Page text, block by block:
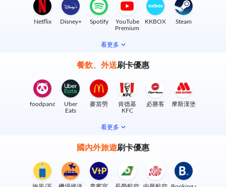
Netflix Disney+ Spotify
YouTube
Premium
KKBOX Steam
看更多
餐飲、外送刷卡優惠
foodpanda
Uber
Eats
麥當勞
肯德基
KFC
必勝客 摩斯漢堡
看更多
國內外旅遊刷卡優惠